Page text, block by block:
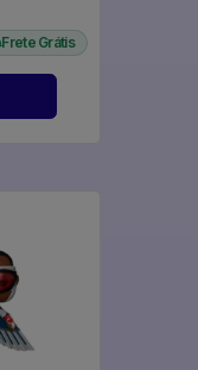
Frete Grátis